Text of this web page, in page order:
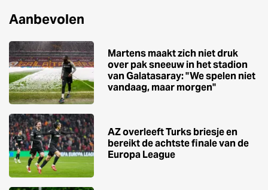
Aanbevolen
Martens maakt zich niet druk
over pak sneeuw in het stadion
van Galatasaray: ''We spelen niet
vandaag, maar morgen''
AZ overleeft Turks briesje en
bereikt de achtste finale van de
Europa League